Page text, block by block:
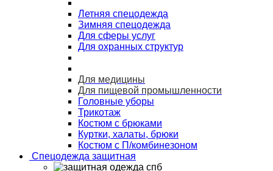
Летняя спецодежда
Зимняя спецодежда
Для сферы услуг
Для охранных структур
Для медицины
Для пищевой промышленности
Головные уборы
Трикотаж
Костюм с брюками
Куртки, халаты, брюки
Костюм с П/комбинезоном
Спецодежда защитная